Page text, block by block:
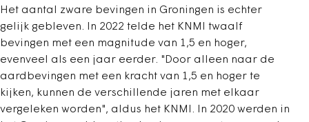
Het aantal zware bevingen in Groningen is echter
gelijk gebleven. In 2022 telde het KNMI twaalf
bevingen met een magnitude van 1,5 en hoger,
evenveel als een jaar eerder. "Door alleen naar de
aardbevingen met een kracht van 1,5 en hoger te
kijken, kunnen de verschillende jaren met elkaar
vergeleken worden", aldus het KNMI. In 2020 werden in